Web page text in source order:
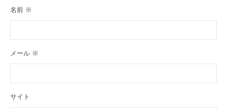
名前 ※
メール ※
サイト